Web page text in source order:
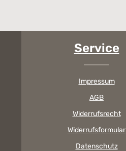
Service
Impressum
AGB
Widerrufsrecht
Widerrufsformular
Datenschutz